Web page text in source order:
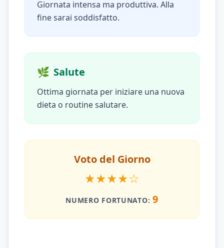
Giornata intensa ma produttiva. Alla
fine sarai soddisfatto.
🌿 Salute
Ottima giornata per iniziare una nuova
dieta o routine salutare.
Voto del Giorno
★★★★☆
NUMERO FORTUNATO: 9